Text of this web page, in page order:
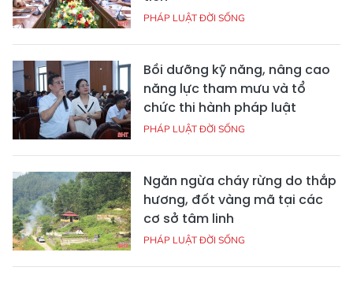
PHÁP LUẬT ĐỜI SỐNG
Bồi dưỡng kỹ năng, nâng cao
năng lực tham mưu và tổ
chức thi hành pháp luật
PHÁP LUẬT ĐỜI SỐNG
Ngăn ngừa cháy rừng do thắp
hương, đốt vàng mã tại các
cơ sở tâm linh
PHÁP LUẬT ĐỜI SỐNG